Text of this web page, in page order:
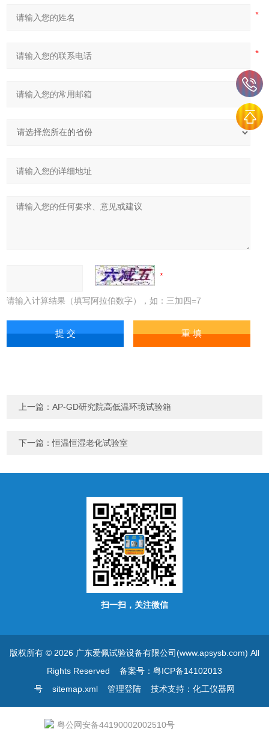
请输入计算结果（填写阿拉伯数字），如：三加四=7
上一篇：AP-GD研究院高低温环境试验箱
下一篇：恒温恒湿老化试验室
扫一扫，关注微信
版权所有 © 2026 广东爱佩试验设备有限公司(www.apsysb.com) All
Rights Reserved 备案号：粤ICP备14102013
号
sitemap.xml 管理登陆技术支持： 化工仪器网
粤公网安备44190002002510号